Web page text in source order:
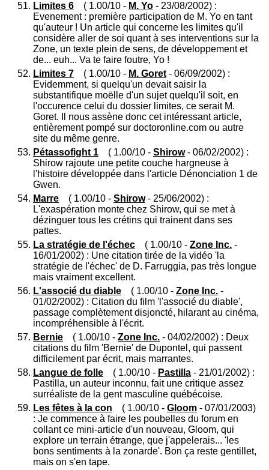
Limites 6 ( 1.00/10 - M. Yo - 23/08/2002) :
Evenement : première participation de M. Yo en tant
qu'auteur ! Un article qui concerne les limites qu'il
considère aller de soi quant à ses interventions sur la
Zone, un texte plein de sens, de développement et
de... euh... Va te faire foutre, Yo !
Limites 7 ( 1.00/10 - M. Goret - 06/09/2002) :
Evidemment, si quelqu'un devait saisir la
substantifique moëlle d'un sujet quelqu'il soit, en
l'occurence celui du dossier limites, ce serait M.
Goret. Il nous assène donc cet intéressant article,
entièrement pompé sur doctoronline.com ou autre
site du même genre.
Pétassofight 1 ( 1.00/10 - Shirow- 06/02/2002) :
Shirow rajoute une petite couche hargneuse à
l'histoire développée dans l'article Dénonciation 1 de
Gwen.
Marre ( 1.00/10 - Shirow- 25/06/2002) :
L'exaspération monte chez Shirow, qui se met à
dézinguer tous les crétins qui trainent dans ses
pattes.
La stratégie de l'échec ( 1.00/10 - Zone Inc. -
16/01/2002) : Une citation tirée de la vidéo 'la
stratégie de l'échec' de D. Farruggia, pas très longue
mais vraiment excellent.
L'associé du diable ( 1.00/10 - Zone Inc. -
01/02/2002) : Citation du film 'l'associé du diable',
passage complètement disjoncté, hilarant au cinéma,
incompréhensible à l'écrit.
Bernie ( 1.00/10 - Zone Inc. - 04/02/2002) : Deux
citations du film 'Bernie' de Dupontel, qui passent
difficilement par écrit, mais marrantes.
Langue de folle ( 1.00/10 - Pastilla - 21/01/2002) :
Pastilla, un auteur inconnu, fait une critique assez
surréaliste de la gent masculine québécoise.
Les fêtes à la con ( 1.00/10 - Gloom - 07/01/2003)
: Je commence à faire les poubelles du forum en
collant ce mini-article d'un nouveau, Gloom, qui
explore un terrain étrange, que j'appelerais... 'les
bons sentiments à la zonarde'. Bon ça reste gentillet,
mais on s'en tape.